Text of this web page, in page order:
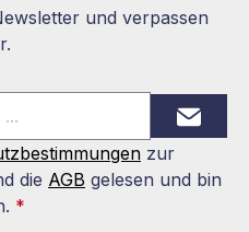
und verpassen
zur
die AGB gelesen und bin
*